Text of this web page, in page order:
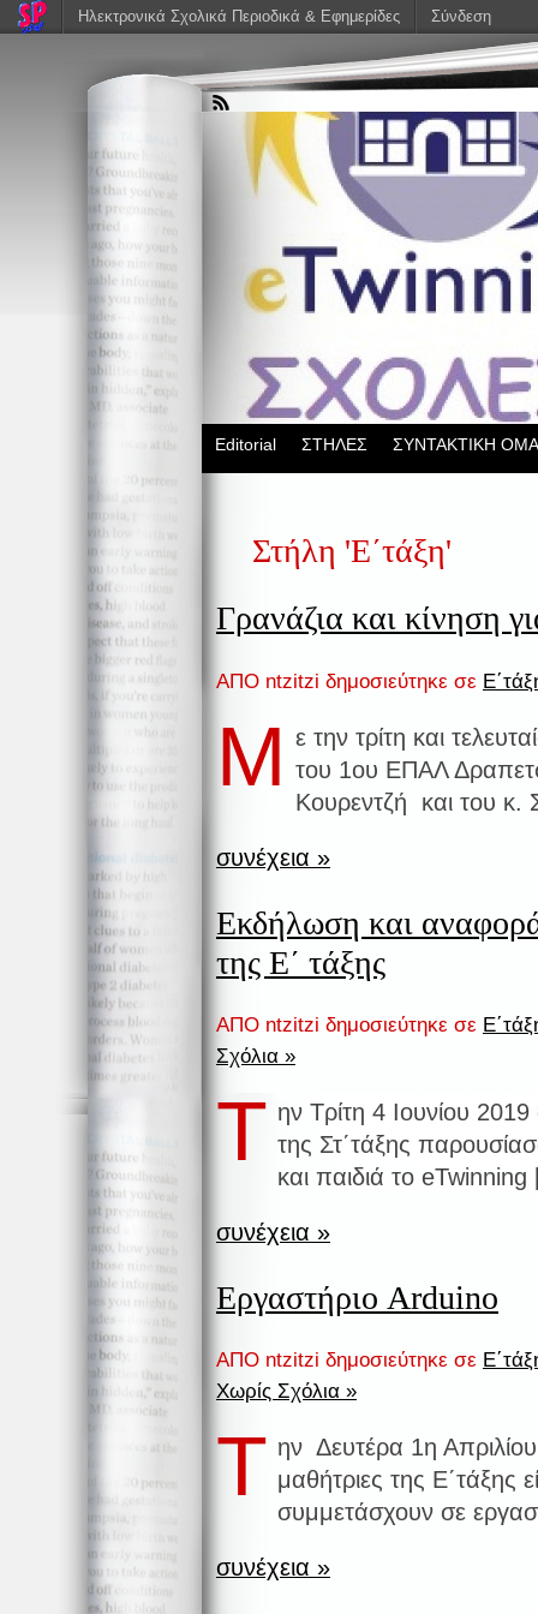
Editorial ΣΤΗΛΕΣ ΣΥΝΤΑΚΤΙΚΗ
Στήλη 'Ε΄τάξη'
Γρανάζια και κίνηση
ΑΠΟ ntzitzi δημοσιεύτηκε σε
Μ
ε την τρίτη και
του 1ου ΕΠΑΛ
Κουρεντζή και του
συνέχεια »
Εκδήλωση και
της Ε΄ τάξης
ΑΠΟ ntzitzi δημοσιεύτηκε σε
Σχόλια »
Τ ην Τρίτη 4 Ιουνίου 2019
της Στ΄τάξης
και παιδιά το
συνέχεια »
Εργαστήριο Arduino
ΑΠΟ ntzitzi δημοσιεύτηκε σε
Χωρίς Σχόλια »
Τ ην Δευτέρα 1η
μαθήτριες της Ε΄τάξης
συμμετάσχουν σε
συνέχεια »
Ηλεκτρονικά Σχολικά Περιοδικά & Εφημερίδες Σύνδεση